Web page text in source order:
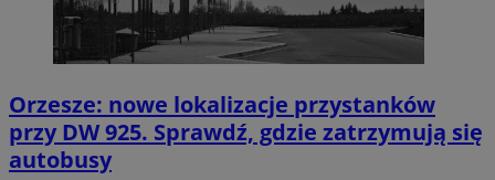
Orzesze: nowe lokalizacje przystanków
przy DW 925. Sprawdź, gdzie zatrzymują się
autobusy